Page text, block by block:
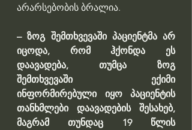
არარსებობის ბრალია.
– ზოგ შემთხვევაში პაციენტმა არ
იცოდა, რომ ჰქონდა ეს
დაავადება, თუმცა ზოგ
შემთხვევაში ექიმი
ინფორმირებული იყო პაციენტის
თანხმლები დაავადების შესახებ,
მაგრამ თუნდაც 19 წლის